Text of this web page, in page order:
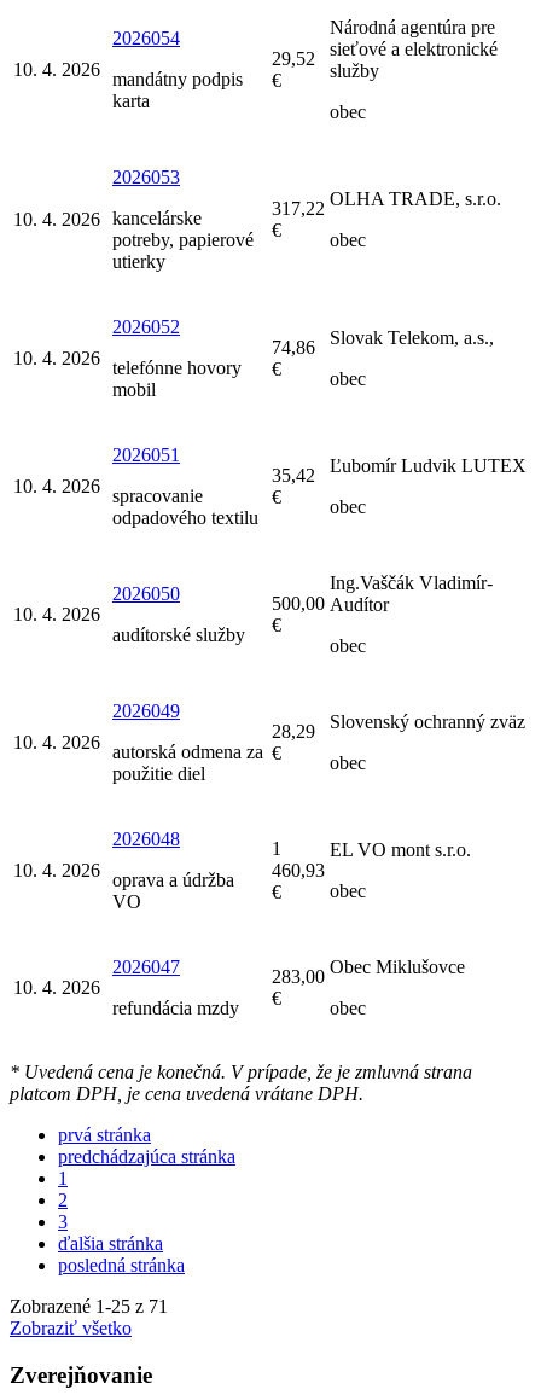
10. 4. 2026
2026054
mandátny podpis
karta
29,52
€
Národná agentúra pre
sieťové a elektronické
služby
obec
10. 4. 2026
2026053
kancelárske
potreby, papierové
utierky
317,22
€
OLHA TRADE, s.r.o.
obec
10. 4. 2026
2026052
telefónne hovory
mobil
74,86
€
Slovak Telekom, a.s.,
obec
10. 4. 2026
2026051
spracovanie
odpadového textilu
35,42
€
Ľubomír Ludvik LUTEX
obec
10. 4. 2026
2026050
audítorské služby
500,00
€
Ing.Vaščák Vladimír-
Audítor
obec
10. 4. 2026
2026049
autorská odmena za
použitie diel
28,29
€
Slovenský ochranný zväz
obec
10. 4. 2026
2026048
oprava a údržba
VO
1
460,93
€
EL VO mont s.r.o.
obec
10. 4. 2026
2026047
refundácia mzdy
283,00
€
Obec Miklušovce
obec
* Uvedená cena je konečná. V prípade, že je zmluvná strana
platcom DPH, je cena uvedená vrátane DPH.
prvá stránka
predchádzajúca stránka
1
2
3
ďalšia stránka
posledná stránka
Zobrazené 1-25 z 71
Zobraziť všetko
Zverejňovanie